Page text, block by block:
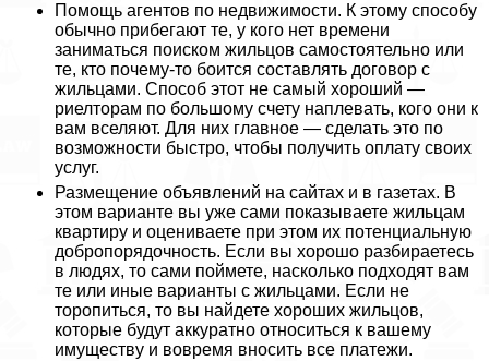
Помощь агентов по недвижимости. К этому способу
обычно прибегают те, у кого нет времени
заниматься поиском жильцов самостоятельно или
те, кто почему-то боится составлять договор с
жильцами. Способ этот не самый хороший —
риелторам по большому счету наплевать, кого они к
вам вселяют. Для них главное — сделать это по
возможности быстро, чтобы получить оплату своих
услуг.
Размещение объявлений на сайтах и в газетах. В
этом варианте вы уже сами показываете жильцам
квартиру и оцениваете при этом их потенциальную
добропорядочность. Если вы хорошо разбираетесь
в людях, то сами поймете, насколько подходят вам
те или иные варианты с жильцами. Если не
торопиться, то вы найдете хороших жильцов,
которые будут аккуратно относиться к вашему
имуществу и вовремя вносить все платежи.